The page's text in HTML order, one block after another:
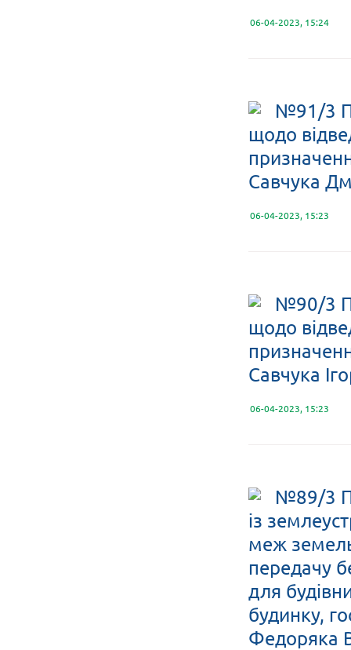
06-04-2023, 15:24
№91/3
щодо
Савчука
06-04-2023, 15:23
№90/3
щодо
Савчука
06-04-2023, 15:23
№89/3
із
меж
передачу
для
будинку,
Федоряка